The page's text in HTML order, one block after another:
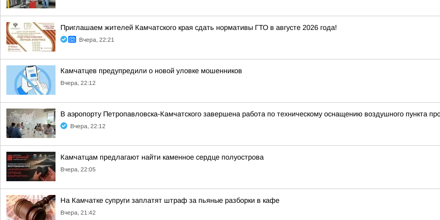
Приглашаем жителей Камчатского края сдать нормативы ГТО в августе 2026 года!
Вчера, 22:21
Камчатцев предупредили о новой уловке мошенников
Вчера, 22:12
В аэропорту Петропавловска-Камчатского завершена работа по техническому оснащению воздушного пункта
Вчера, 22:12
Камчатцам предлагают найти каменное сердце полуострова
Вчера, 22:05
На Камчатке супруги заплатят штраф за пьяные разборки в кафе
Вчера, 21:42